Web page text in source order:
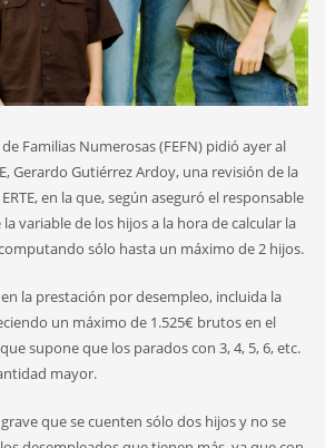
Familias Numerosas (FEFN) pidió ayer al
Gerardo Gutiérrez Ardoy, una revisión de la
en la que, según aseguró el responsable
variable de los hijos a la hora de calcular la
sólo hasta un máximo de 2 hijos.
la prestación por desempleo, incluida la
un máximo de 1.525€ brutos en el
supone que los parados con 3, 4, 5, 6, etc.
mayor.
que se cuenten sólo dos hijos y no se